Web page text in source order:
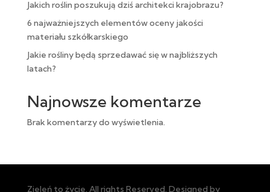
Jakich roślin poszukują dziś architekci krajobrazu?
6 najważniejszych elementów oceny jakości
materiału szkółkarskiego
Jakie rośliny będą sprzedawać się w najbliższych
latach?
Najnowsze komentarze
Brak komentarzy do wyświetlenia.
Zieleń to życie. All rights Reserved. Designed by